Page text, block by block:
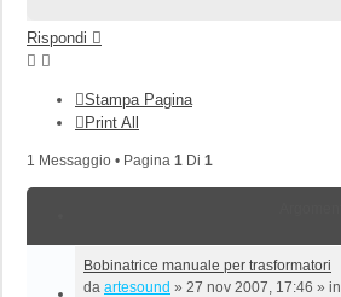
Rispondi
Stampa Pagina
Print All
1 Messaggio • Pagina 1 Di 1
Bobinatrice manuale per trasformatori
da artesound » 27 nov 2007, 17:46 » in